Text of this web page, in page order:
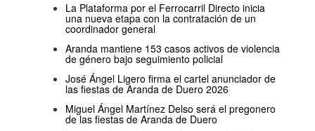
La Plataforma por el Ferrocarril Directo inicia
una nueva etapa con la contratación de un
coordinador general
Aranda mantiene 153 casos activos de violencia
de género bajo seguimiento policial
José Ángel Ligero firma el cartel anunciador de
las fiestas de Aranda de Duero 2026
Miguel Ángel Martínez Delso será el pregonero
de las fiestas de Aranda de Duero